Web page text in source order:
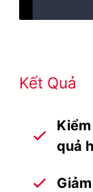
Kết Quả
quả